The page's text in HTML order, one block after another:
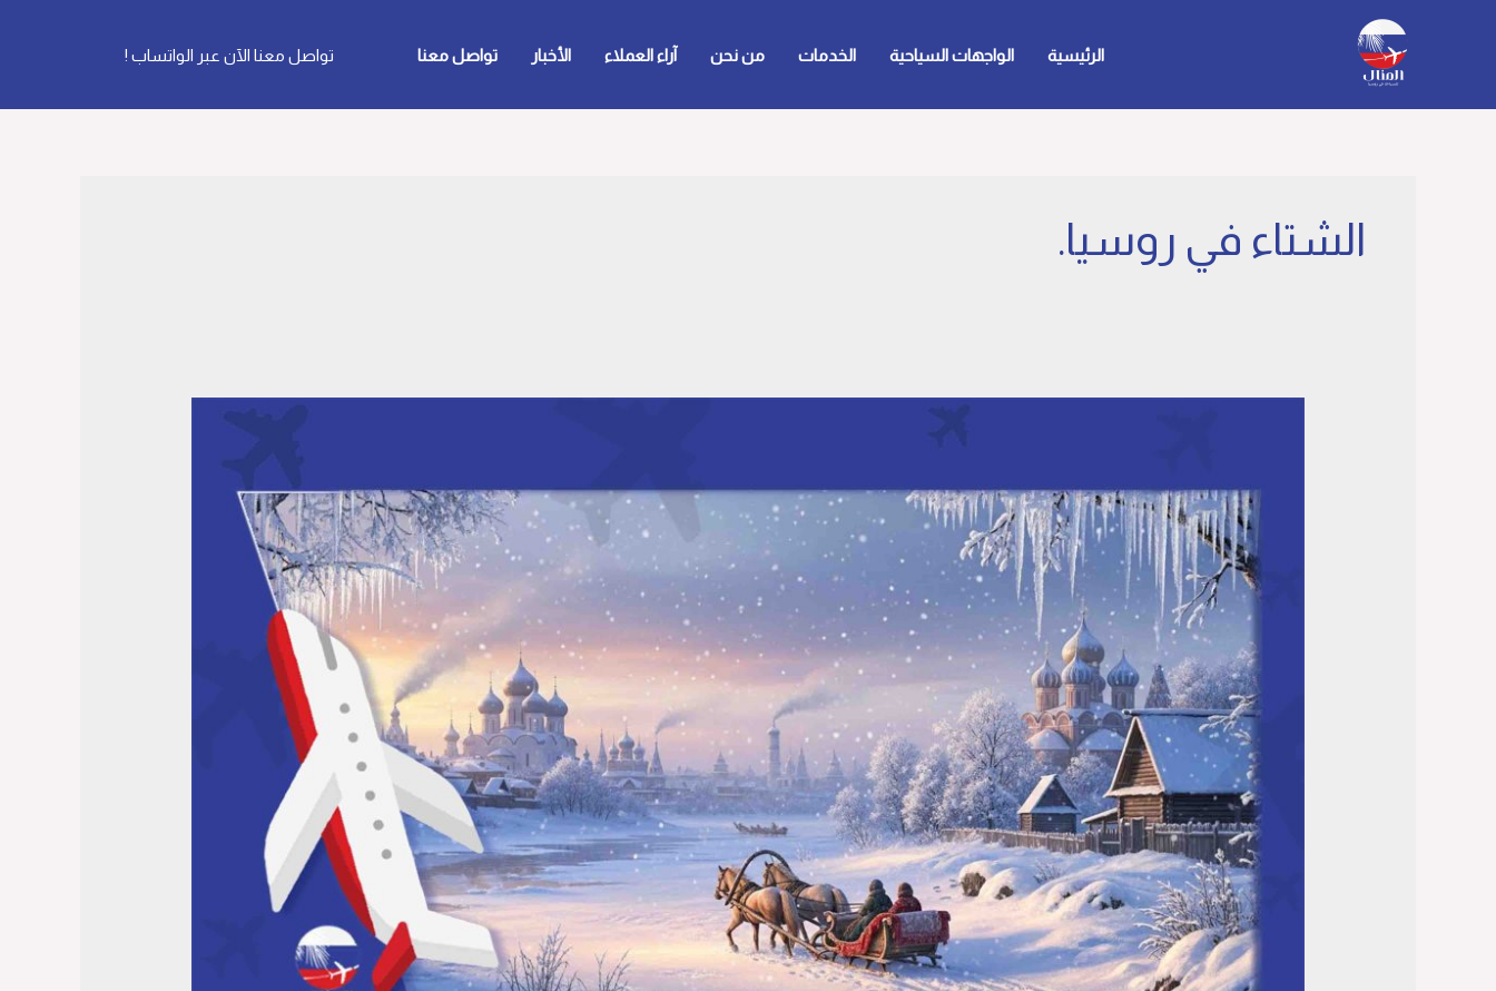
الرئيسية الواجهات السياحية الخدمات من نحن آراء العملاء الأخبار تواصل معنا تواصل معنا الآن عبر الواتساب !
الشتاء في روسيا.
الأنشطة
السياحية